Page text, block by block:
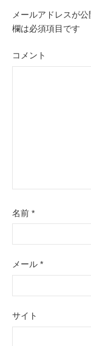
ビ
ー
メールアドレスが
欄は必須項目です
コメント
名前 *
メール *
サイト